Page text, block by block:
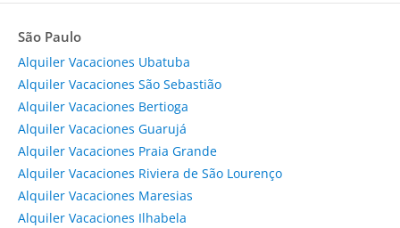
São Paulo
Alquiler Vacaciones Ubatuba
Alquiler Vacaciones São Sebastião
Alquiler Vacaciones Bertioga
Alquiler Vacaciones Guarujá
Alquiler Vacaciones Praia Grande
Alquiler Vacaciones Riviera de São Lourenço
Alquiler Vacaciones Maresias
Alquiler Vacaciones Ilhabela